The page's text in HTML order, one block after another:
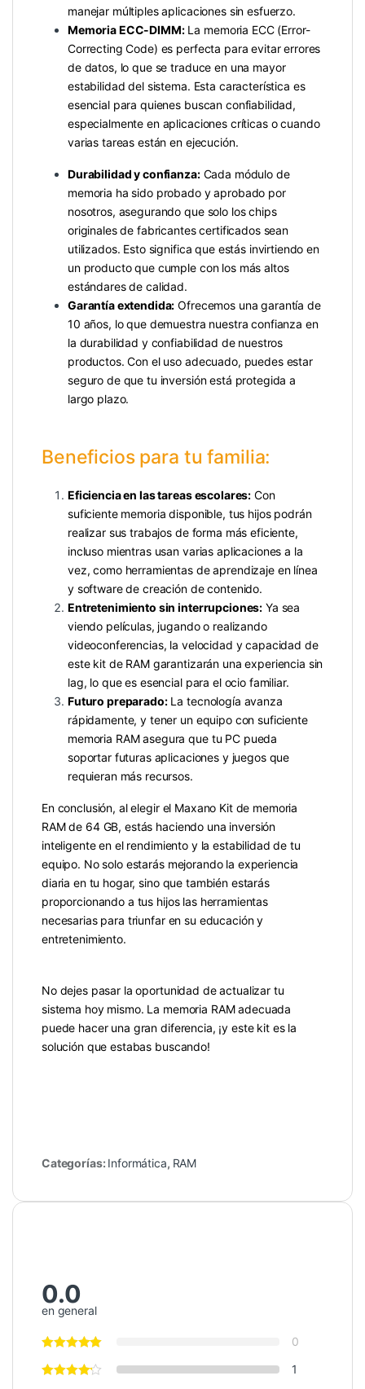
manejar múltiples aplicaciones sin esfuerzo.
Memoria ECC-DIMM:La memoria ECC (Error-
Correcting Code) es perfecta para evitar errores
de datos, lo que se traduce en una mayor
estabilidad del sistema. Esta característica es
esencial para quienes buscan confiabilidad,
especialmente en aplicaciones críticas o cuando
varias tareas están en ejecución.
Durabilidad y confianza:Cada módulo de
memoria ha sido probado y aprobado por
nosotros, asegurando que solo los chips
originales de fabricantes certificados sean
utilizados. Esto significa que estás invirtiendo en
un producto que cumple con los más altos
estándares de calidad.
Garantía extendida: Ofrecemos una garantía de
10 años, lo que demuestra nuestra confianza en
la durabilidad y confiabilidad de nuestros
productos. Con el uso adecuado, puedes estar
seguro de que tu inversión está protegida a
largo plazo.
Beneficios para tu familia:
Eficiencia en las tareas escolares: Con
suficiente memoria disponible, tus hijos podrán
realizar sus trabajos de forma más eficiente,
incluso mientras usan varias aplicaciones a la
vez, como herramientas de aprendizaje en línea
y software de creación de contenido.
Entretenimiento sin interrupciones: Ya sea
viendo películas, jugando o realizando
videoconferencias, la velocidad y capacidad de
este kit de RAM garantizarán una experiencia sin
lag, lo que es esencial para el ocio familiar.
Futuro preparado:La tecnología avanza
rápidamente, y tener un equipo con suficiente
memoria RAM asegura que tu PC pueda
soportar futuras aplicaciones y juegos que
requieran más recursos.
En conclusión, al elegir el Maxano Kit de memoria
RAM de 64 GB, estás haciendo una inversión
inteligente en el rendimiento y la estabilidad de tu
equipo. No solo estarás mejorando la experiencia
diaria en tu hogar, sino que también estarás
proporcionando a tus hijos las herramientas
necesarias para triunfar en su educación y
entretenimiento.
No dejes pasar la oportunidad de actualizar tu
sistema hoy mismo. La memoria RAM adecuada
puede hacer una gran diferencia, ¡y este kit es la
solución que estabas buscando!
Categorías: Informática, RAM
0.0
en general
0
1